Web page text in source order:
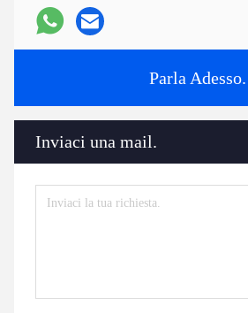
Parla Adesso.
Inviaci una mail.